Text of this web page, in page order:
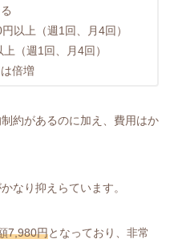
以上（週1回、月4回）
（週1回、月4回）
倍増
約があるのに加え、費用はか
なり抑えらています。
7,980円となっており、非常